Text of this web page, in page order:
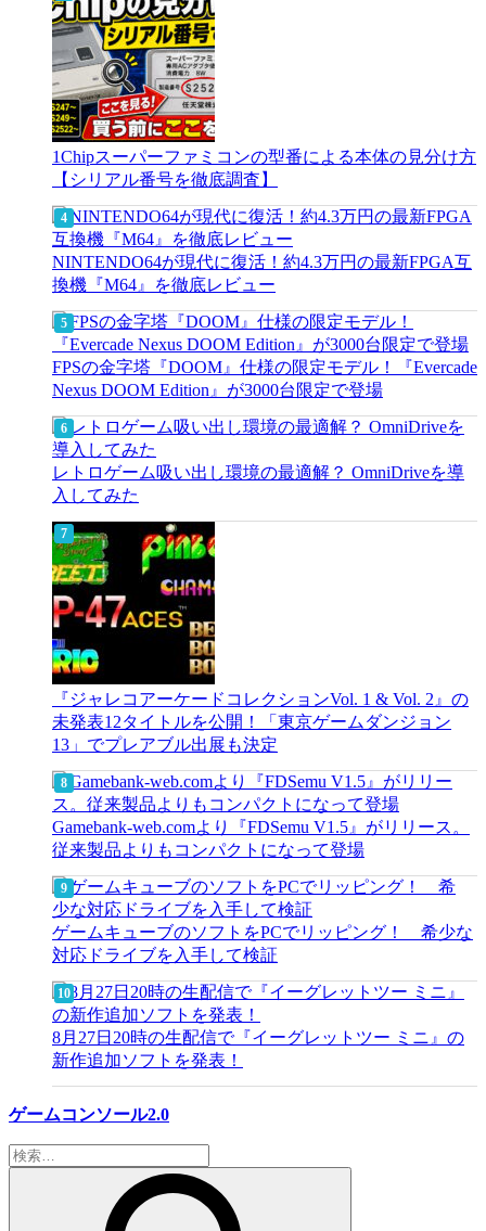
1Chipスーパーファミコンの型番による本体の見分け方
【シリアル番号を徹底調査】
NINTENDO64が現代に復活！約4.3万円の最新FPGA互
換機『M64』を徹底レビュー
FPSの金字塔『DOOM』仕様の限定モデル！『Evercade
Nexus DOOM Edition』が3000台限定で登場
レトロゲーム吸い出し環境の最適解？ OmniDriveを導
入してみた
『ジャレコアーケードコレクションVol. 1 & Vol. 2』の
未発表12タイトルを公開！「東京ゲームダンジョン
13」でプレアブル出展も決定
Gamebank-web.comより『FDSemu V1.5』がリリース。
従来製品よりもコンパクトになって登場
ゲームキューブのソフトをPCでリッピング！ 希少な
対応ドライブを入手して検証
8月27日20時の生配信で『イーグレットツー ミニ』の
新作追加ソフトを発表！
ゲームコンソール2.0
検
索: